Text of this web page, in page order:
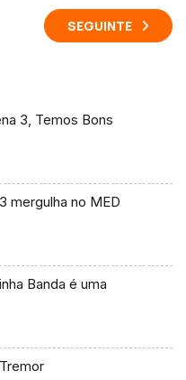
SEGUINTE
3, Temos Bons
mergulha no MED
Banda é uma